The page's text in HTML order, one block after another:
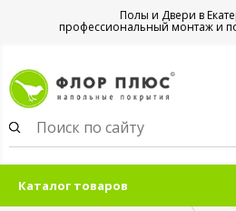
Полы и Двери в
профессиональный монтаж и
Каталог товаров